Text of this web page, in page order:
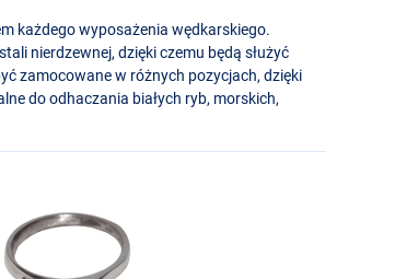
każdego wyposażenia wędkarskiego.
nierdzewnej, dzięki czemu będą służyć
zamocowane w różnych pozycjach, dzięki
do odhaczania białych ryb, morskich,